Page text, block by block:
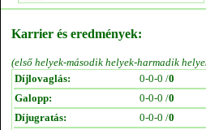
Karrier és eredmények:
(első helyek-második helyek-harmadik
Díjlovaglás:
0-0-0 /0
Galopp:
0-0-0 /0
Díjugratás:
0-0-0 /0